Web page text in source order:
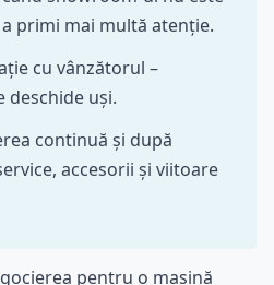
primi mai multă atenție.
cu vânzătorul –
deschide uși.
continuă și după
accesorii și viitoare
pentru o mașină